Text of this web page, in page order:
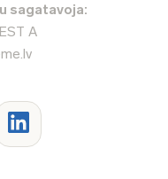
sagatavoja:
A